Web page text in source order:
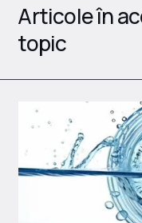
Articole în
topic